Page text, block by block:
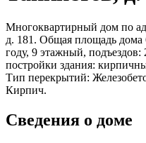
Многоквартирный дом по
д. 181. Общая площадь дома
году, 9 этажный,
постройки здания:
Тип перекрытий:
Кирпич.
Сведения о доме